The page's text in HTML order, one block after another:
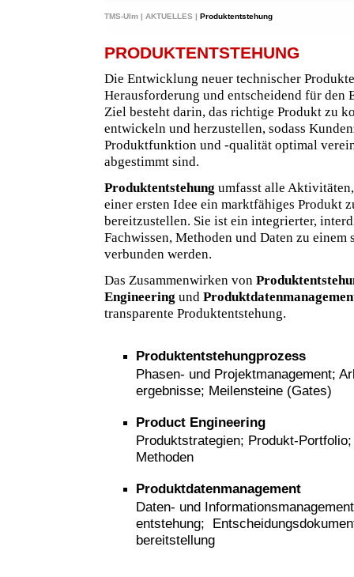
TMS-Ulm | AKTUELLES | Produktentstehung
PRODUKTENTSTEHUNG
Die Entwicklung neuer technischer
Herausforderung und entscheidend für den
Ziel besteht darin, das richtige Produkt zu
entwickeln und herzustellen, sodass
Produktfunktion und -qualität optimal
abgestimmt sind.
Produktentstehung umfasst alle
einer ersten Idee ein marktfähiges Produkt
bereitzustellen. Sie ist ein integrierter,
Fachwissen, Methoden und Daten zu einem
verbunden werden.
Das Zusammenwirken von
Engineering und
transparente Produktentstehung.
Produktentstehungprozess
Phasen- und Projektmanagement;
ergebnisse; Meilensteine (Gates)
Product Engineering
Produktstrategien; Produkt-
Methoden
Produktdatenmanagement
Daten- und
entstehung;
bereitstellung